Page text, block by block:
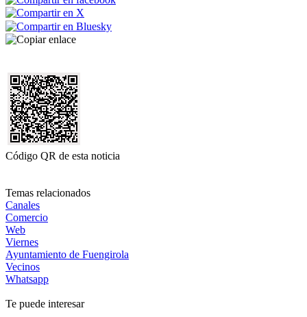
Código QR de esta noticia
Temas relacionados
Canales
Comercio
Web
Viernes
Ayuntamiento de Fuengirola
Vecinos
Whatsapp
Te puede interesar